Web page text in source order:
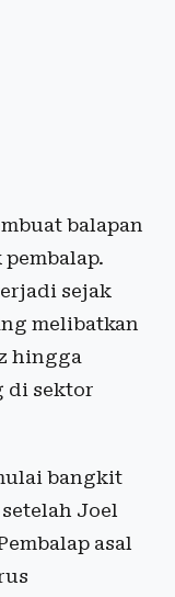
balapan
sejak
melibatkan
hingga
di sektor
bangkit
Joel
asal